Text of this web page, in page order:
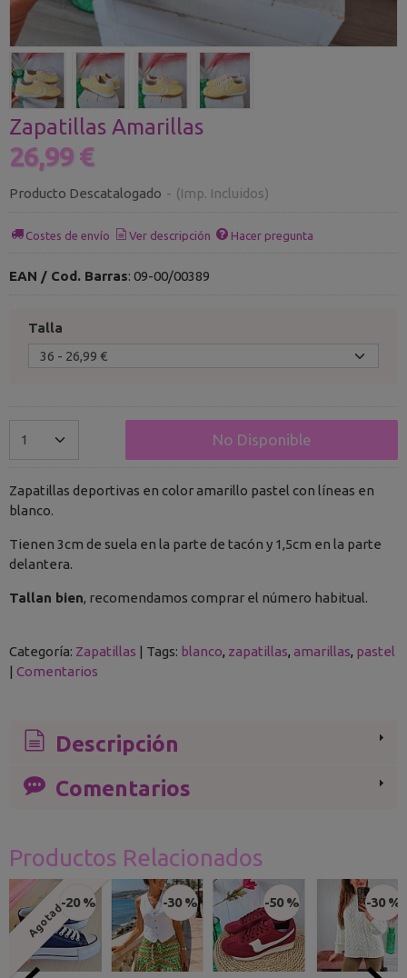
Zapatillas Amarillas
26,99 €
Producto Descatalogado - (Imp. Incluidos)
Costes de envío Ver descripción Hacer pregunta
EAN / Cod. Barras: 09-00/00389
Talla
No Disponible
Zapatillas deportivas en color amarillo pastel con líneas en
blanco.
Tienen 3cm de suela en la parte de tacón y 1,5cm en la parte
delantera.
Tallan bien, recomendamos comprar el número habitual.
Categoría: Zapatillas | Tags: blanco zapatillas amarillas pastel
| Comentarios
Descripción
Comentarios
Productos Relacionados
Agotado-20 % -30 % -50 % -30 %